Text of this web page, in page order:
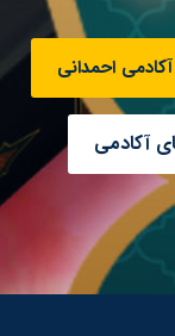
احمدانی
آکادمی